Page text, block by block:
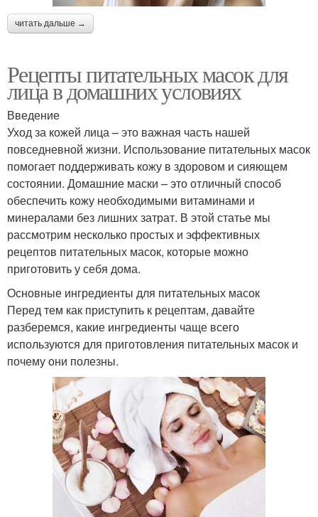
читать дальше →
Рецепты питательных масок для
лица в домашних условиях
Введение
Уход за кожей лица – это важная часть нашей
повседневной жизни. Использование питательных масок
помогает поддерживать кожу в здоровом и сияющем
состоянии. Домашние маски – это отличный способ
обеспечить кожу необходимыми витаминами и
минералами без лишних затрат. В этой статье мы
рассмотрим несколько простых и эффективных
рецептов питательных масок, которые можно
приготовить у себя дома.
Основные ингредиенты для питательных масок
Перед тем как приступить к рецептам, давайте
разберемся, какие ингредиенты чаще всего
используются для приготовления питательных масок и
почему они полезны.